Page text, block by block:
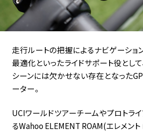
走行ルートの把握によるナビゲーショ
最適化といったライドサポート役とし
シーンには欠かせない存在となった
ーター。
UCIワールドツアーチームやプロトラ
るWahoo ELEMENT ROAM(エレメント